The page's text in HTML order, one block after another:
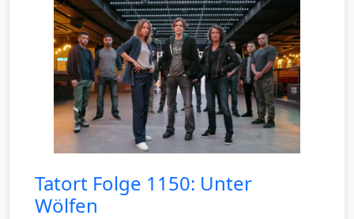
Tatort Folge 1150: Unter
Wölfen